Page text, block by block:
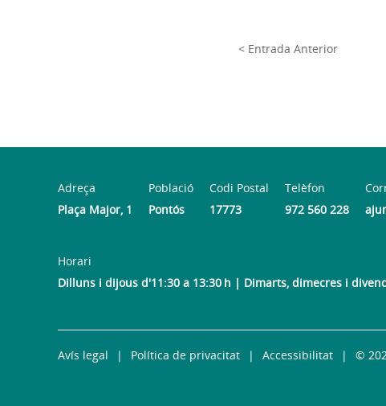
< Entrada Anterior
Adreça
Plaça Major, 1
Població
Pontós
Codi Postal
17773
Telèfon
972 560 228
Horari
Dilluns i dijous d'11:30 a 13:30 h | Dimarts, dimecres i
Avís legal Política de privacitat Accessibilitat ©